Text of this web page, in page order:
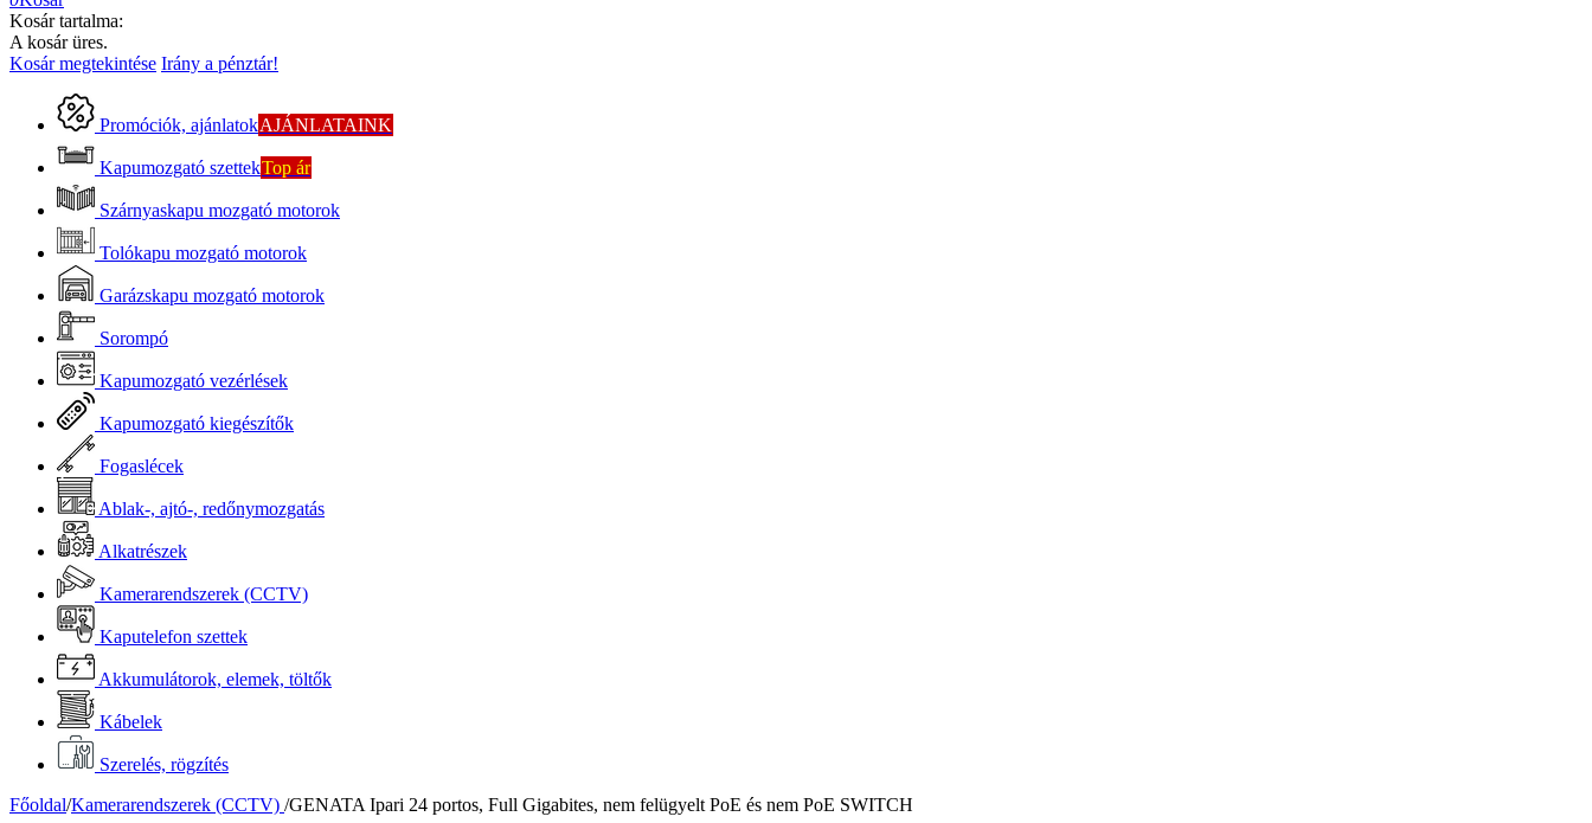
Kosár tartalma:
A kosár üres.
Kosár megtekintése Irány a pénztár!
Promóciók, ajánlatokAJÁNLATAINK
Kapumozgató szettekTop ár
Szárnyaskapu mozgató motorok
Tolókapu mozgató motorok
Garázskapu mozgató motorok
Sorompó
Kapumozgató vezérlések
Kapumozgató kiegészítők
Fogaslécek
Ablak-, ajtó-, redőnymozgatás
Alkatrészek
Kamerarendszerek (CCTV)
Kaputelefon szettek
Akkumulátorok, elemek, töltők
Kábelek
Szerelés, rögzítés
Főoldal/Kamerarendszerek (CCTV) /GENATA Ipari 24 portos, Full Gigabites, nem felügyelt PoE és nem PoE SWITCH